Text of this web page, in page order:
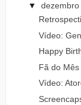
▼ dezembro
Vídeo:
Happy
Fã do
Vídeo: